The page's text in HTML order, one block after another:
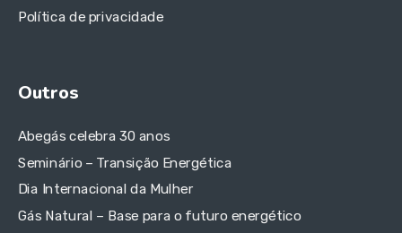
Política de privacidade
Outros
Abegás celebra 30 anos
Seminário – Transição Energética
Dia Internacional da Mulher
Gás Natural – Base para o futuro energético